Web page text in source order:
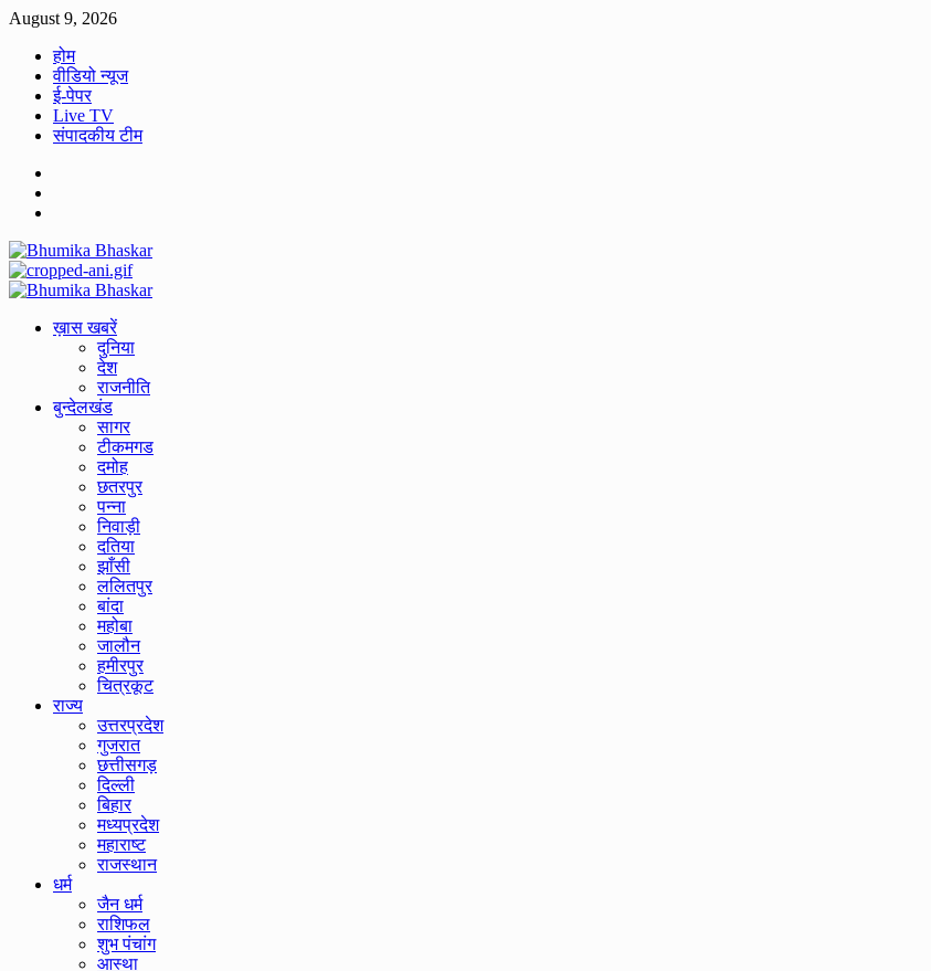
Skip
content
August 9, 2026
होम
वीडियो न्यूज
ई-पेपर
Live TV
संपादकीय टीम
Primary
ख़ास खबरें
दुनिया
देश
राजनीति
बुन्देलखंड
सागर
टीकमगड
दमोह
छतरपुर
पन्ना
निवाड़ी
दतिया
झाँसी
ललितपुर
बांदा
महोबा
जालौन
हमीरपुर
चित्रकूट
राज्य
उत्तरप्रदेश
गुजरात
छत्तीसगड़
दिल्ली
बिहार
मध्यप्रदेश
महाराष्ट
राजस्थान
धर्म
जैन धर्म
राशिफल
शुभ पंचांग
आस्था